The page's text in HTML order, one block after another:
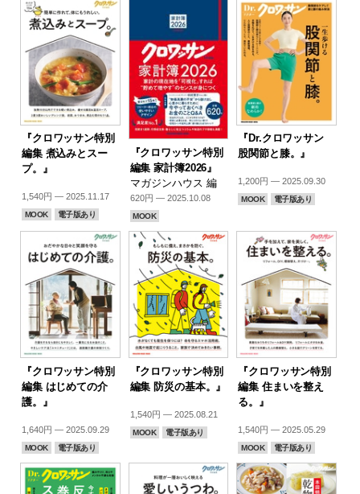
『クロワッサン特別
編集 煮込みとスー
プ。』
1,540円 — 2025.11.17
MOOK 電子版あり
『クロワッサン特別
編集 家計簿2026』
マガジンハウス 編
620円 — 2025.10.08
MOOK
『Dr.クロワッサン
股関節と膝。』
1,200円 — 2025.09.30
MOOK 電子版あり
『クロワッサン特別
編集 はじめての介
護。』
1,640円 — 2025.09.29
MOOK 電子版あり
『クロワッサン特別
編集 防災の基本。』
1,540円 — 2025.08.21
MOOK 電子版あり
『クロワッサン特別
編集 住まいを整え
る。』
1,540円 — 2025.05.29
MOOK 電子版あり